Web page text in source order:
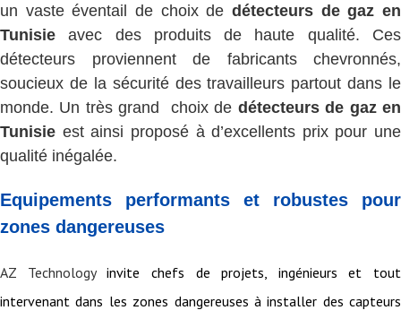
un vaste éventail de choix de détecteurs de gaz en
Tunisie avec des produits de haute qualité. Ces
détecteurs proviennent de fabricants chevronnés,
soucieux de la sécurité des travailleurs partout dans le
monde. Un très grand choix de détecteurs de gaz en
Tunisie est ainsi proposé à d’excellents prix pour une
qualité inégalée.
Equipements performants et robustes pour
zones dangereuses
AZ Technologyinvite chefs de projets, ingénieurs et tout
intervenant dans les zones dangereuses à installer des capteurs